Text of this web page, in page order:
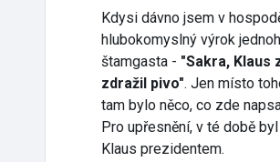
Kdysi dávno jsem v
hlubokomyslný výrok
štamgasta - "Sakra, Klaus
zdražil pivo". Jen místo
tam bylo něco, co zde
Pro upřesnění, v té době
Klaus prezidentem.